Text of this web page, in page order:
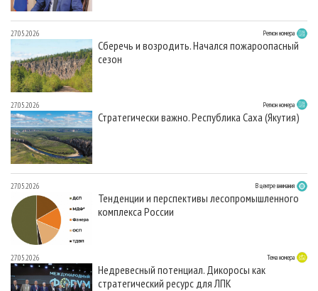
27.05.2026 Регион номера
Сберечь и возродить. Начался пожароопасный
сезон
27.05.2026 Регион номера
Стратегически важно. Республика Саха (Якутия)
27.05.2026 В центре внимания
Тенденции и перспективы лесопромышленного
комплекса России
27.05.2026 Тема номера
Недревесный потенциал. Дикоросы как
стратегический ресурс для ЛПК